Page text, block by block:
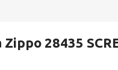
28435